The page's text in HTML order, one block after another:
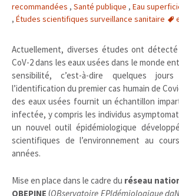
recommandées , Santé publique , Eau
, Études scientifiques surveillance sanitaire
Actuellement, diverses études ont détecté
CoV-2 dans les eaux usées dans le monde
sensibilité, c’est-à-dire quelques
l’identification du premier cas humain de
des eaux usées fournit un échantillon
infectée, y compris les individus
un nouvel outil épidémiologique
scientifiques de l’environnement au
années.
Mise en place dans le cadre du réseau
OBEPINE (OBservatoire EPIdémiologique